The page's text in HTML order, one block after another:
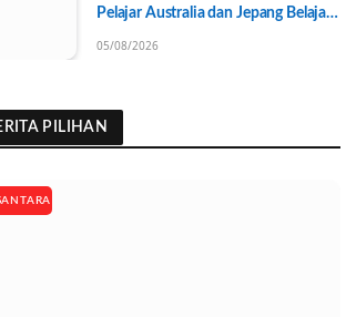
Pelajar Australia dan Jepang Belajar
05/08/2026
PILIHAN